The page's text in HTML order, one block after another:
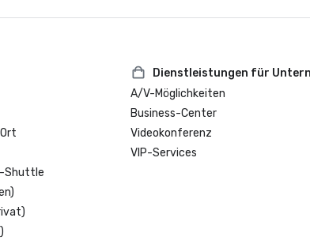
Shuttle
Dienstleistungen für
A/V-Möglichkeiten
Business-Center
Videokonferenz
VIP-Services